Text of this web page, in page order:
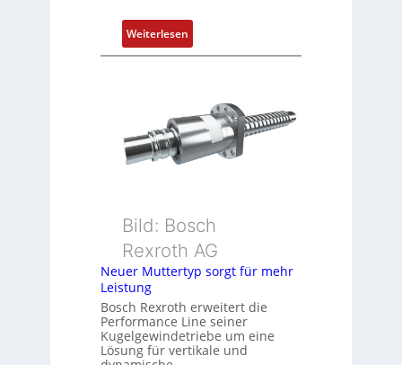
t
s
m
e
n
u
d
Z
u
Weiterlesen:
D
g
e
b
k
m
b
n
i
e
Bild: Bosch
Rexroth AG
Neuer Muttertyp sorgt für mehr
Leistung
Bosch Rexroth erweitert die
Performance Line seiner
Kugelgewindetriebe um eine
Lösung für vertikale und